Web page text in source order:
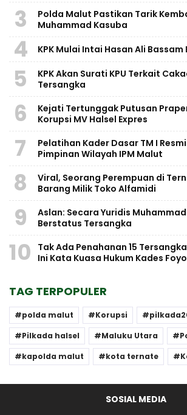
3
Polda Malut Pastikan Tarik
Muhammad Kasuba
4 KPK Mulai Intai Hasan Ali Bassam
5
KPK Akan Surati KPU Terkait
Tersangka
6
Kejati Tertunggak Putusan
Korupsi MV Halsel Expres
7
Pelatihan Kader Dasar TM I
Pimpinan Wilayah IPM Malut
8
Viral, Seorang Perempuan di
Barang Milik Toko Alfamidi
9
Aslan: Secara Yuridis
Berstatus Tersangka
10
Tak Ada Penahanan 15
Ini Kata Kuasa Hukum Kades
TAG TERPOPULER
polda malut Korupsi
Pilkada halsel
Maluku Utara
kapolda malut
kota ternate
SOSIAL MEDIA